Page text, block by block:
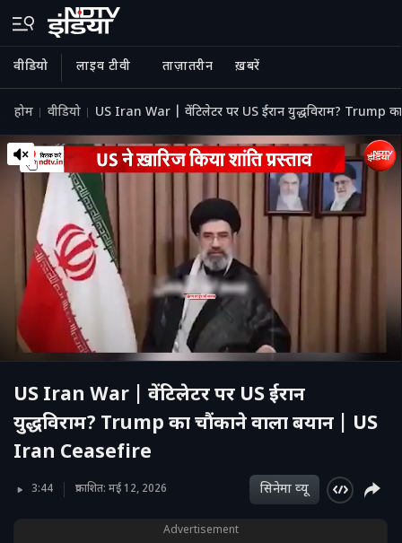
वीडियो लाइव टीवी ताज़ातरीन ख़बरें
होम वीडियो US Iran War | वेंटिलेटर पर US ईरान युद्धविराम? Trump
US Iran War | वेंटिलेटर पर US ईरान
युद्धविराम? Trump का चौंकाने वाला बयान | US
Iran Ceasefire
3:44 प्रकाशित: मई 12, 2026 सिनेमा व्‍यू
Advertisement